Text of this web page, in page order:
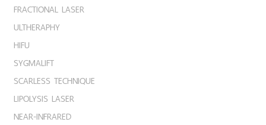
FRACTIONAL LASER
ULTHERAPHY
HIFU
SYGMALIFT
SCARLESS TECHNIQUE
LIPOLYSIS LASER
NEAR-INFRARED